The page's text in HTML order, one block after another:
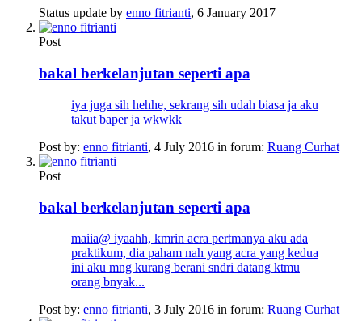
Status update by enno fitrianti, 6 January 2017
Post
bakal berkelanjutan seperti apa
iya juga sih hehhe, sekrang sih udah biasa ja aku
takut baper ja wkwkk
Post by: enno fitrianti, 4 July 2016 in forum: Ruang Curhat
Post
bakal berkelanjutan seperti apa
maiia@ iyaahh, kmrin acra pertmanya aku ada
praktikum, dia paham nah yang acra yang kedua
ini aku mng kurang berani sndri datang ktmu
orang bnyak...
Post by: enno fitrianti, 3 July 2016 in forum: Ruang Curhat